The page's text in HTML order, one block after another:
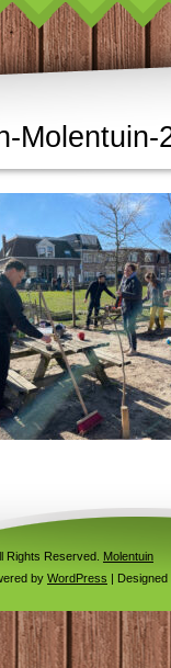
Molentuin-
Rights Reserved. Molentuin
by WordPress | Designed